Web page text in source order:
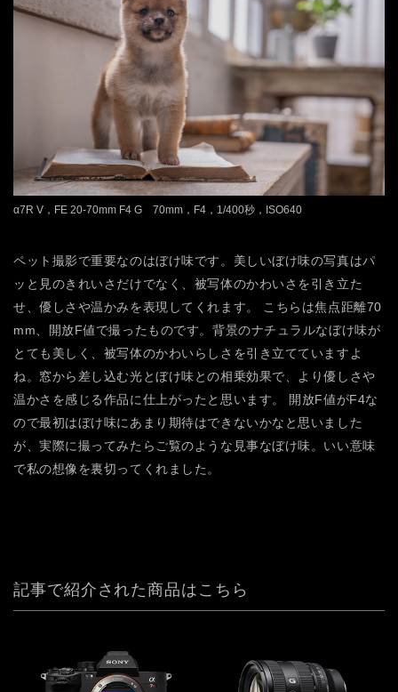
α7R V，FE 20-70mm F4 G 70mm，F4，1/400秒，ISO640
ペット撮影で重要なのはぼけ味です。美しいぼけ味の写真はパ
ッと見のきれいさだけでなく、被写体のかわいさを引き立た
せ、優しさや温かみを表現してくれます。
こちらは焦点距離70
mm、開放F値で撮ったものです。背景のナチュラルなぼけ味が
とても美しく、被写体のかわいらしさを引き立てていますよ
ね。窓から差し込む光とぼけ味との相乗効果で、より優しさや
温かさを感じる作品に仕上がったと思います。
開放F値がF4な
ので最初はぼけ味にあまり期待はできないかなと思いました
が、実際に撮ってみたらご覧のような見事なぼけ味。いい意味
で私の想像を裏切ってくれました。
記事で紹介された商品はこちら